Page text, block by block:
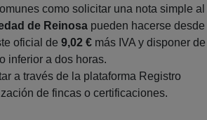
como solicitar una nota simple al
de Reinosa pueden hacerse desde
oficial de 9,02 € más IVA y disponer de
inferior a dos horas.
a través de la plataforma Registro
de fincas o certificaciones.